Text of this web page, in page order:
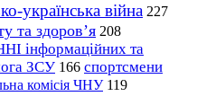
українська війна 227
та здоров’я 208
інформаційних та
ЗСУ 166 спортсмени
комісія ЧНУ 119